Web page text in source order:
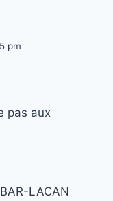
pm
pas aux
LACAN